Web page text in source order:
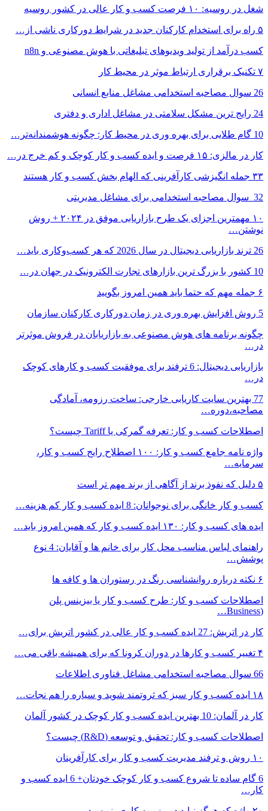
شغل در روسیه: ۱۰ فرصت کسب و کار عالی در کشور روسیه
۵ راه برای استخدام کارکنان جدید در شرایط دورکاری ناشی از…
کسب درآمد از تولید ویدیوهای تبلیغاتی با هوش مصنوعی و n8n
۷ تکنیک برقراری ارتباط موثر در محیط کار
26 سوال مصاحبه استخدامی مشاغل منابع انسانی
24 رایج ترین مشکل سلامتی در مشاغل اداری و دفتری
10 گام طلایی برای بهره وری در محیط کار: چگونه هوشمندانه‌تر…
کار در مالزی: ۱۵ فرصت و ایده کسب و کار کوچک و کم خرج در…
۳۳ جمله انگیزشی کارآفرینی که الهام بخش کسب و کار هستند
‎ 32 سوال مصاحبه استخدامی برای مشاغل مدیریتی
۱۰ مهمترین اجزای یک طرح بازاریابی موفق در ۲۰۲۴ + روش
نوشتن…
26 ترند بازاریابی دیجیتال در سال 2026 که هر کسب‌وکاری باید…
10 کشور با بزرگ ترین بازارهای تجارت الکترونیک در جهان در…
۶ جمله مهم که حتما باید همین امروز بگویید
5 روش افزایش بهره وری در زمان دورکاری کارکنان سازمان
چگونه برنامه های هوش مصنوعی به بازاریابان در فروش موثرتر
در…
بازاریابی دیجیتال: 6 ترفند برای موفقیت کسب و کارهای کوچک
در…
77 بهترین سایت کاریابی خارجی: ساخت رزومه، آمادگی
مصاحبه،دوره…
اصطلاحات کسب و کار: تعرفه گمرکی یا Tariff چیست؟
واژه نامه جامع کسب و کار: ۱۰۰ اصطلاح رایج کسب و کار،
سرمایه…
۵ دلیل که نفوذ برند از آگاهی از برند مهم تر است
کسب و کار خانگی برای نوجوانان: 8 ایده کسب و کار کم هزینه…
ایده های کسب و کار: ۱۳۰ ایده کسب و کار که همین امروز باید…
راهنمای لباس مناسب محل کار برای خانم ها و آقایان: 4 نوع
پوشش…
۶ نکته درباره روانشناسی رنگ در رستوران ها و کافه ها
اصطلاحات کسب و کار: طرح کسب و کار یا بیزینس پلن
(Business…
کار در اتریش: 27 ایده کسب و کار عالی در کشور اتریش برای…
۴ تغییر کسب و کارها در دوران کرونا که برای همیشه باقی می…
66 سوال مصاحبه استخدامی مشاغل فناوری اطلاعات
۱۸ ایده کسب و کار سبز که ثروتمند شوید و سیاره را هم نجات…
کار در آلمان: 10 بهترین ایده کسب و کار کوچک در کشور آلمان
اصطلاحات کسب و کار: تحقیق و توسعه (R&D) چیست؟
۱۰ روش و ترفند مدیریت کسب و کار برای کارآفرینان
6 گام ساده تا شروع کسب و کار کوچک خودتان+ 6 ایده کسب و
کار…